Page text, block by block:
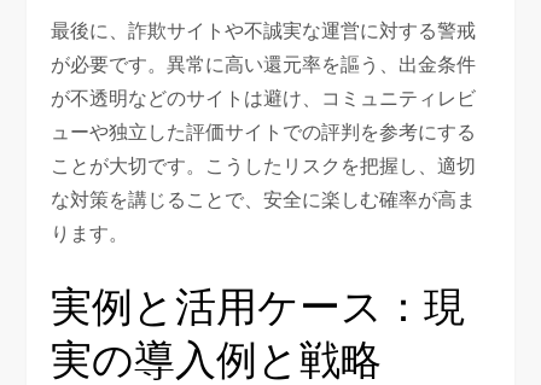
最後に、詐欺サイトや不誠実な運営に対する警戒
が必要です。異常に高い還元率を謳う、出金条件
が不透明などのサイトは避け、コミュニティレビ
ューや独立した評価サイトでの評判を参考にする
ことが大切です。こうしたリスクを把握し、適切
な対策を講じることで、安全に楽しむ確率が高ま
ります。
実例と活用ケース：現
実の導入例と戦略